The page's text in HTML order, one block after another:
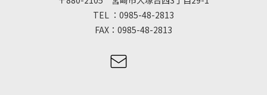
TEL ：0985-48-2813
FAX：0985-48-2813